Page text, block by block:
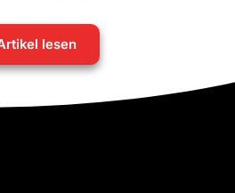
lesen